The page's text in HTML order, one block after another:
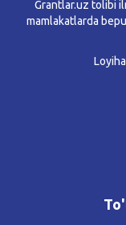
Grantlar.uz tolibi
mamlakatlarda